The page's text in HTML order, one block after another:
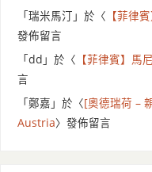
「瑞米馬汀 」於〈 【菲律
發佈留言
「dd 」於〈 【菲律賓】馬
言
「鄭嘉 」於〈[奧德瑞荷 –
Austria〉發佈留言